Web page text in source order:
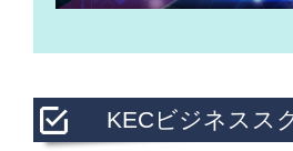
KECビジネスス